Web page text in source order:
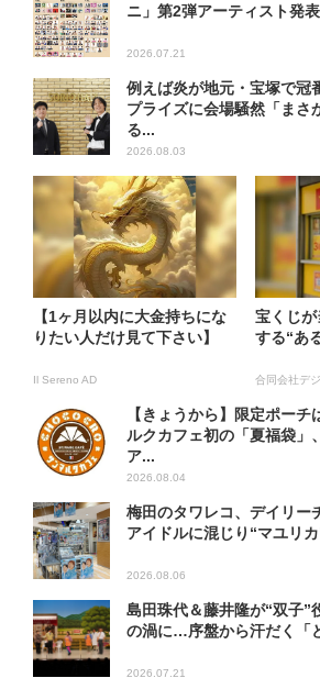
ニ」第2弾アーティスト発
2026.07.21
例えば炎が地元・宝塚で冠
プライズに会場騒然「まさ
る...
2026.08.03
【1ヶ月以内に大金持ちにな
りたい人だけ見て下さい】
Il Sereno AD
宝くじ
する“あ
合同会社デ
【きょうから】限定ポー
ルクカフェ初の「夏福袋」
ア...
2026.08.04
梅田のタワレコ、デイリー
アイドルに混じり“マユリ
2026.08.06
島田珠代＆藤井隆が“双子”
の渦に…序盤から汗だく「
2026.07.21